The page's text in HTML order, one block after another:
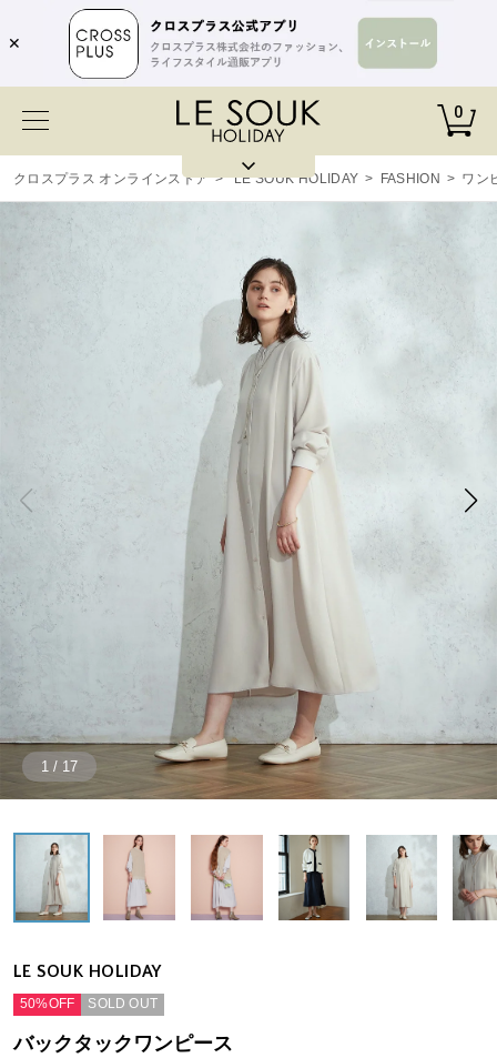
✕
0
クロスプラス オンラインストア > LE SOUK HOLIDAY > FASHION > ワン
1 / 17
LE SOUK HOLIDAY
50%OFF SOLD OUT
バックタックワンピース